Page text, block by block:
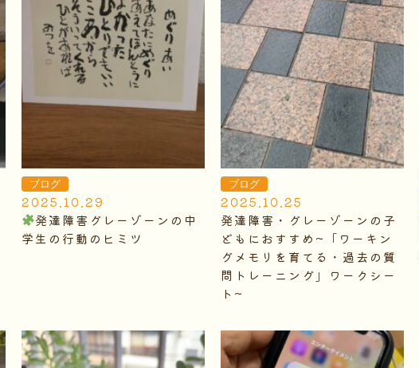
ブログ
2025.10.29
発達障害グレーゾーンの中
学生の行動のヒミツ
ブログ
2025.10.25
発達障害・グレーゾーンの子
どもにおすすめ~「ワーキン
グメモリを育てる・過去の質
問トレーニング」ワークシー
ト~